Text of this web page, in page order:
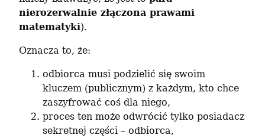
nierozerwalnie złączona prawami
matematyki).
Oznacza to, że:
odbiorca musi podzielić się swoim
kluczem (publicznym) z każdym, kto chce
zaszyfrować coś dla niego,
proces ten może odwrócić tylko posiadacz
sekretnej części – odbiorca,